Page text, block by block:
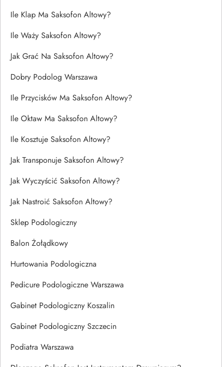
Ile Klap Ma Saksofon Altowy?
Ile Waży Saksofon Altowy?
Jak Grać Na Saksofon Altowy?
Dobry Podolog Warszawa
Ile Przycisków Ma Saksofon Altowy?
Ile Oktaw Ma Saksofon Altowy?
Ile Kosztuje Saksofon Altowy?
Jak Transponuje Saksofon Altowy?
Jak Wyczyścić Saksofon Altowy?
Jak Nastroić Saksofon Altowy?
Sklep Podologiczny
Balon Żołądkowy
Hurtowania Podologiczna
Pedicure Podologiczne Warszawa
Gabinet Podologiczny Koszalin
Gabinet Podologiczny Szczecin
Podiatra Warszawa